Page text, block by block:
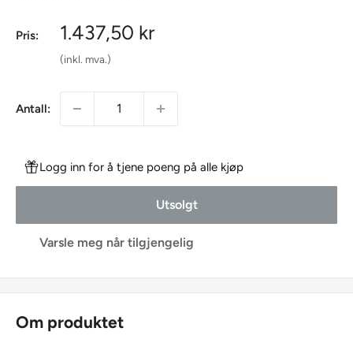
Pris: Salgspris
1.437,50 kr
(inkl. mva.)
Antall:
Logg inn for å tjene poeng på alle kjøp
Utsolgt
Varsle meg når tilgjengelig
Om produktet